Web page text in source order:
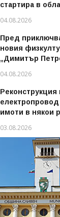
стартира в
04.08.2026
Пред
новия
„Димитър
04.08.2026
имоти в някои
03.08.2026